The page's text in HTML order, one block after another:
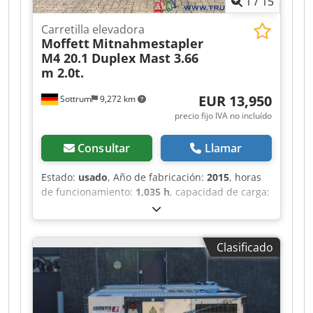
Sottrum 9,272 km
Carretilla elevadora
Moffett Mitnahmestapler
M4 20.1 Duplex Mast 3.66
m 2.0t.
EUR 13,950
precio fijo IVA no incluído
Consultar Llamar
Estado: usado, Año de fabricación: 2015, horas
de funcionamiento: 1,035 h, capacidad de carga:
, tipo de combustible:
19 kW (25.83 CV), tipo de engranaje:otro, peso
total:4,034 kg, peso en vacío:2,150 kg,
kilometraje:1,035 km, primer registro:04/2015,
peso máximo de la carga: 1,884 kg
conductor:
otro , Equipamiento: desplazador
lateral, protector frontal, * Máquina alemana
Djdozq Dn Dspfx Apcswa * Primer propietario *
Clasificado